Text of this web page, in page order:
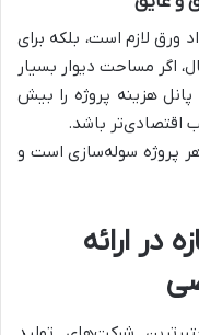
ورق لازم است، بلکه برای
اگر مساحت دیوار بسیار
هزینه پروژه را بیش
اقتصادی‌تر باشد.
پروژه سوله‌سازی است و
ارائه